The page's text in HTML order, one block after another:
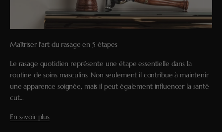
Maîtriser l'art du rasage en 5 étapes
Le rasage quotidien représente une étape essentielle dans la
routine de soins masculins. Non seulement il contribue à maintenir
une apparence soignée, mais il peut également influencer la santé
cut...
En savoir plus